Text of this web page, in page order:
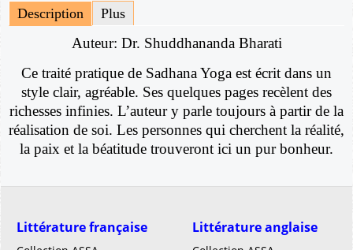
Description Plus
Auteur: Dr. Shuddhananda Bharati
Ce traité pratique de Sadhana Yoga est écrit dans un
style clair, agréable. Ses quelques pages recèlent des
richesses infinies. L’auteur y parle toujours à partir de la
réalisation de soi. Les personnes qui cherchent la réalité,
la paix et la béatitude trouveront ici un pur bonheur.
Littérature française Littérature anglaise